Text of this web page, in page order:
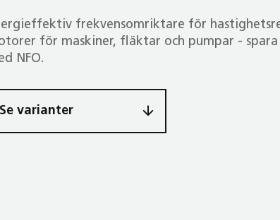
frekvensomriktare för
för maskiner, fläktar och pumpar -
NFO.
Se varianter